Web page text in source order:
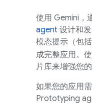
使用 Gemini ，
agent 设计和
模态提示（包
成完整应用。
片库来增强您的
如果您的应用
Prototyping